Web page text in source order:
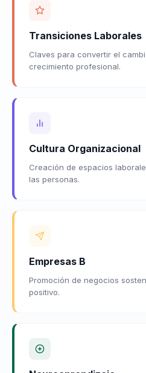
Transiciones Laborales
Claves para convertir el
crecimiento profesional.
Cultura Organizacional
Creación de espacios
las personas.
Empresas B
Promoción de negocios
positivo.